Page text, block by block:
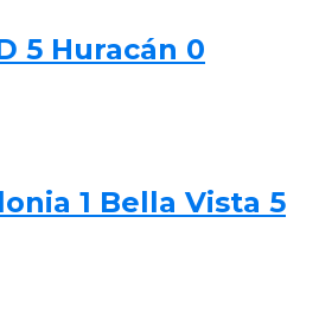
5 Huracán 0
1 Bella Vista 5